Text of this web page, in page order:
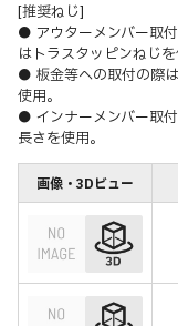
[推奨ねじ]
● アウターメンバー取
はトラスタッピンねじを
● 板金等への取付の際
使用。
● インナーメンバー取
長さを使用。
画像・3Dビュー